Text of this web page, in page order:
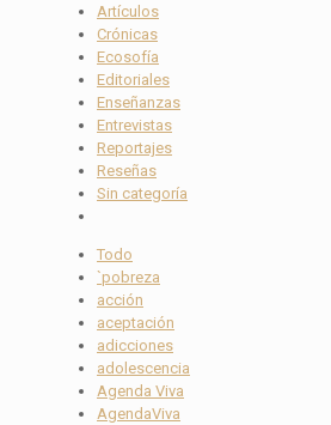
Artículos
Crónicas
Ecosofía
Editoriales
Enseñanzas
Entrevistas
Reportajes
Reseñas
Sin categoría
Todo
`pobreza
acción
aceptación
adicciones
adolescencia
Agenda Viva
AgendaViva